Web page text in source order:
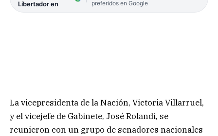
Libertador en
preferidos en Google
La vicepresidenta de la Nación, Victoria Villarruel,
y el vicejefe de Gabinete, José Rolandi, se
reunieron con un grupo de senadores nacionales